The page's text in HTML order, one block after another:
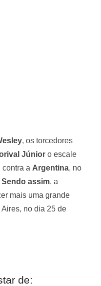
, os torcedores
Júnior o escale
contra a Argentina, no
Sendo assim, a
mais uma grande
no dia 25 de
de: